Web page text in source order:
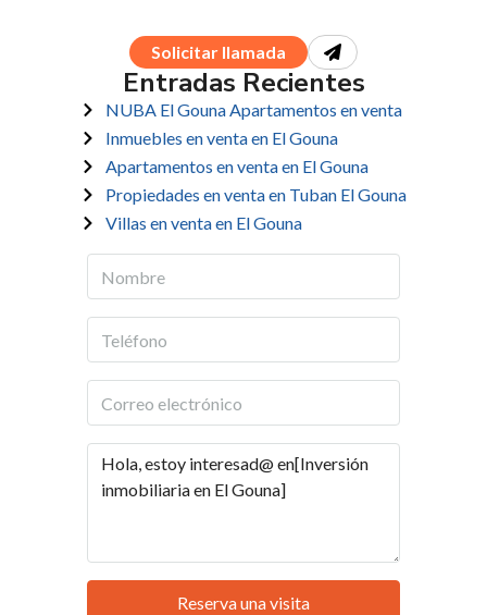
Solicitar llamada
Entradas Recientes
NUBA El Gouna Apartamentos en venta
Inmuebles en venta en El Gouna
Apartamentos en venta en El Gouna
Propiedades en venta en Tuban El Gouna
Villas en venta en El Gouna
Reserva una visita